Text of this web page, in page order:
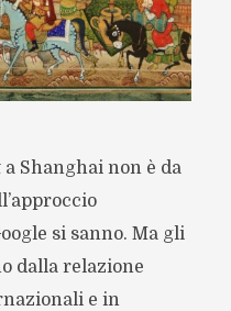
Shanghai non è da
si sanno. Ma gli
dalla relazione
e in